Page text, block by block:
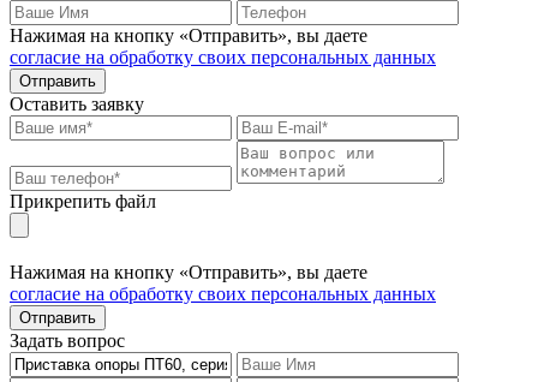
Нажимая на кнопку «Отправить», вы даете
согласие на обработку своих персональных данных
Отправить
Оставить заявку
Прикрепить файл
Нажимая на кнопку «Отправить», вы даете
согласие на обработку своих персональных данных
Отправить
Задать вопрос